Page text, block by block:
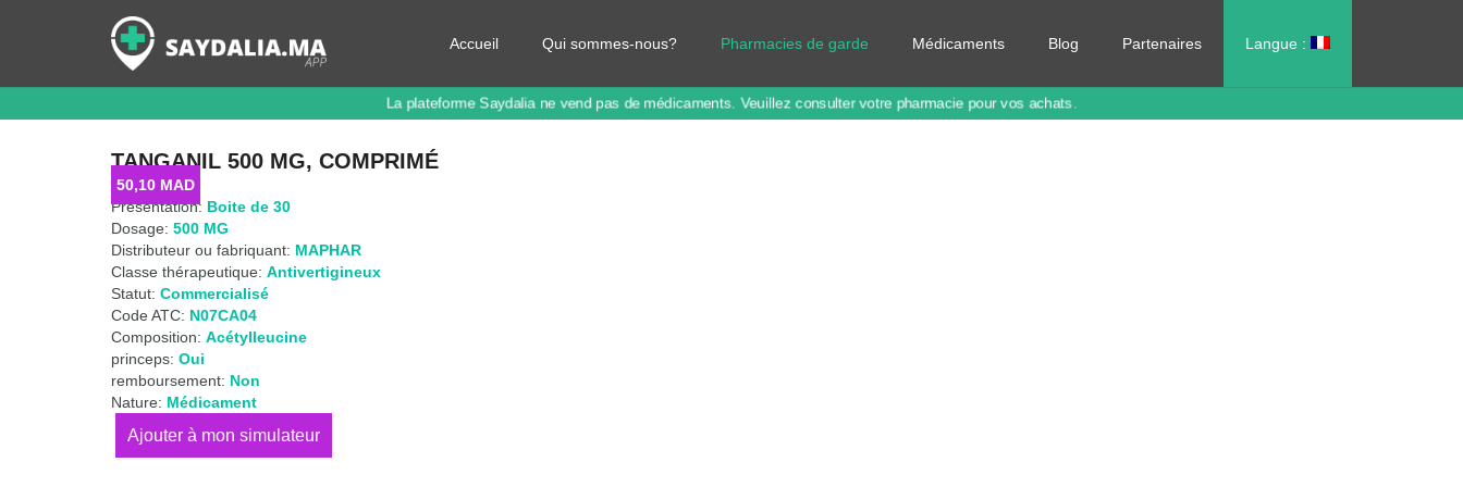
Accueil Qui sommes-nous? Pharmacies de garde Médicaments Blog Partenaires Langue :
La plateforme Saydalia ne vend pas de médicaments.Veuillez consulter votre pharmacie pour vos achats.
TANGANIL 500 MG, COMPRIMÉ
50,10 MAD
Présentation: Boite de 30
Dosage: 500 MG
Distributeur ou fabriquant: MAPHAR
Classe thérapeutique: Antivertigineux
Statut: Commercialisé
Code ATC: N07CA04
Composition: Acétylleucine
princeps: Oui
remboursement: Non
Nature: Médicament
quantité